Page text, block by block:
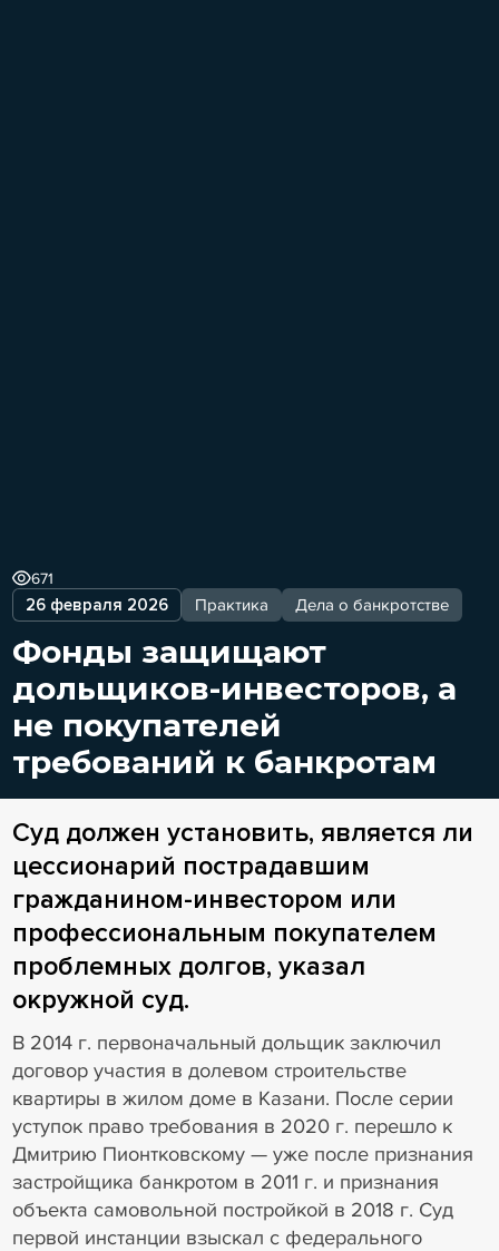
26 февраля 2026 Практика Дела о банкротстве
671
Фонды защищают
дольщиков-инвесторов, а
не покупателей
требований к банкротам
Суд должен установить, является ли
цессионарий пострадавшим
гражданином-инвестором или
профессиональным покупателем
проблемных долгов, указал
окружной суд.
В 2014 г. первоначальный дольщик заключил
договор участия в долевом строительстве
квартиры в жилом доме в Казани. После серии
уступок право требования в 2020 г. перешло к
Дмитрию Пионтковскому — уже после признания
застройщика банкротом в 2011 г. и признания
объекта самовольной постройкой в 2018 г. Суд
первой инстанции взыскал с федерального